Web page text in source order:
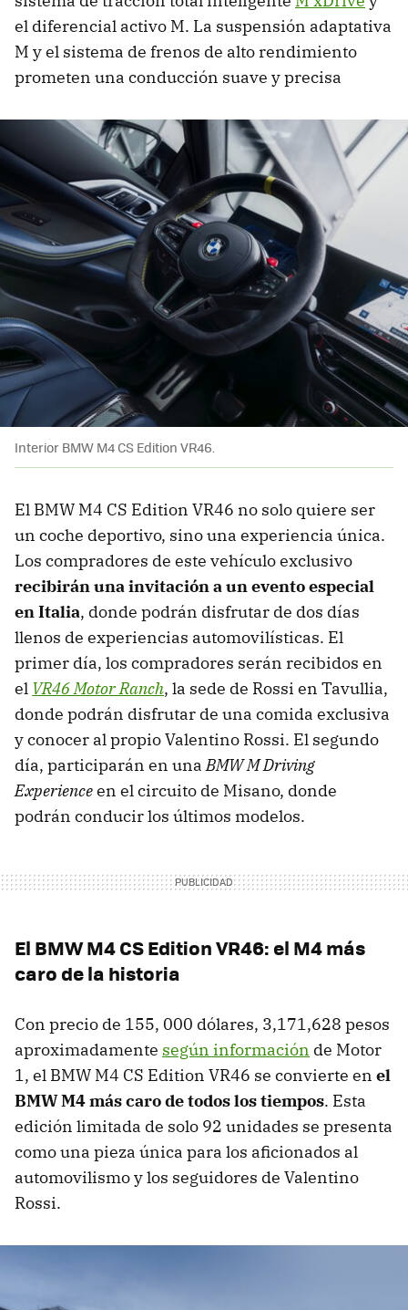
el diferencial activo M. La suspensión adaptativa
M y el sistema de frenos de alto rendimiento
prometen una conducción suave y precisa
Interior BMW M4 CS Edition VR46.
El BMW M4 CS Edition VR46 no solo quiere ser
un coche deportivo, sino una experiencia única.
Los compradores de este vehículo exclusivo
recibirán una invitación a un evento especial
en Italia, donde podrán disfrutar de dos días
llenos de experiencias automovilísticas. El
primer día, los compradores serán recibidos en
el VR46 Motor Ranch, la sede de Rossi en Tavullia,
donde podrán disfrutar de una comida exclusiva
y conocer al propio Valentino Rossi. El segundo
día, participarán en unaBMW M Driving
Experienceen el circuito de Misano, donde
podrán conducir los últimos modelos.
El BMW M4 CS Edition VR46: el M4 más
caro de la historia
Con precio de 155, 000 dólares, 3,171,628 pesos
aproximadamente según información de Motor
1, el BMW M4 CS Edition VR46 se convierte en el
BMW M4 más caro de todos los tiempos. Esta
edición limitada de solo 92 unidades se presenta
como una pieza única para los aficionados al
automovilismo y los seguidores de Valentino
Rossi.